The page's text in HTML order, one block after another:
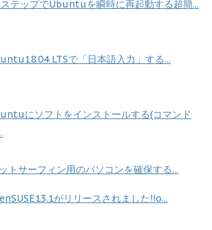
テップでUbuntuを瞬時に再起動する超簡...
LTSで「日本語入力」する...
にソフトをインストールする(コマンド
トサーフィン用のパソコンを確保する...
がリリースされました!!o...